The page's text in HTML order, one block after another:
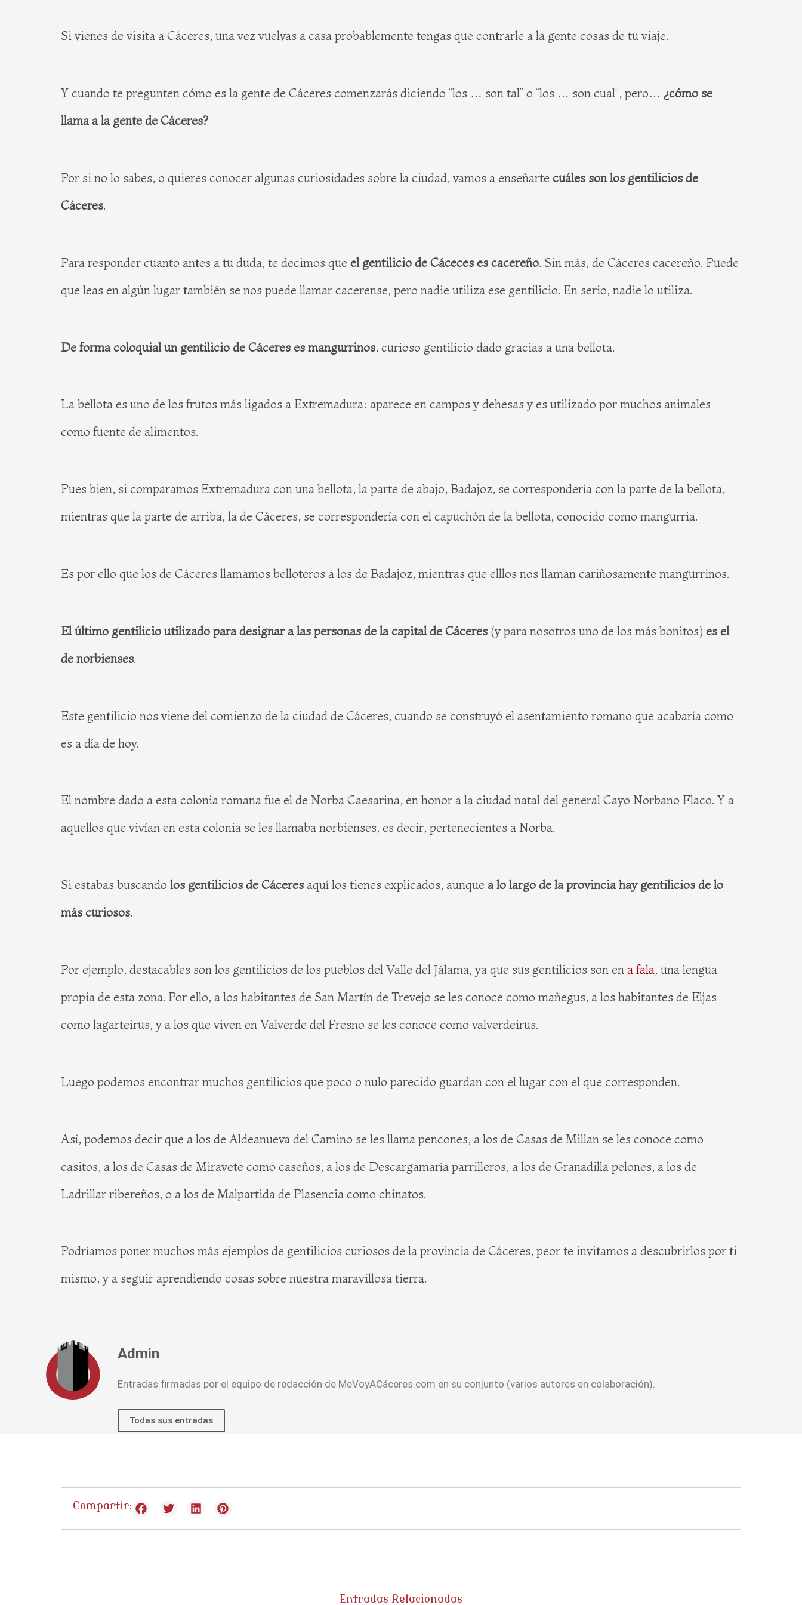
Si vienes de visita a Cáceres, una vez vuelvas a casa probablemente tengas que contrarle a la gente cosas de tu viaje.
Y cuando te pregunten cómo es la gente de Cáceres comenzarás diciendo “los … son tal” o “los … son cual”, pero… ¿cómo se
llama a la gente de Cáceres?
Por si no lo sabes, o quieres conocer algunas curiosidades sobre la ciudad, vamos a enseñarte cuáles son los gentilicios de
Cáceres.
Para responder cuanto antes a tu duda, te decimos que el gentilicio de Cáceces es cacereño. Sin más, de Cáceres cacereño. Puede
que leas en algún lugar también se nos puede llamar cacerense, pero nadie utiliza ese gentilicio. En serio, nadie lo utiliza.
De forma coloquial un gentilicio de Cáceres es mangurrinos, curioso gentilicio dado gracias a una bellota.
La bellota es uno de los frutos más ligados a Extremadura: aparece en campos y dehesas y es utilizado por muchos animales
como fuente de alimentos.
Pues bien, si comparamos Extremadura con una bellota, la parte de abajo, Badajoz, se correspondería con la parte de la bellota,
mientras que la parte de arriba, la de Cáceres, se correspondería con el capuchón de la bellota, conocido como mangurria.
Es por ello que los de Cáceres llamamos belloteros a los de Badajoz, mientras que elllos nos llaman cariñosamente mangurrinos.
El último gentilicio utilizado para designar a las personas de la capital de Cáceres (y para nosotros uno de los más bonitos) es el
de norbienses.
Este gentilicio nos viene del comienzo de la ciudad de Cáceres, cuando se construyó el asentamiento romano que acabaría como
es a día de hoy.
El nombre dado a esta colonia romana fue el de Norba Caesarina, en honor a la ciudad natal del general Cayo Norbano Flaco. Y a
aquellos que vivían en esta colonia se les llamaba norbienses, es decir, pertenecientes a Norba.
Si estabas buscando los gentilicios de Cáceres aquí los tienes explicados, aunque a lo largo de la provincia hay gentilicios de lo
más curiosos.
Por ejemplo, destacables son los gentilicios de los pueblos del Valle del Jálama, ya que sus gentilicios son en a fala, una lengua
propia de esta zona. Por ello, a los habitantes de San Martín de Trevejo se les conoce como mañegus, a los habitantes de Eljas
como lagarteirus, y a los que viven en Valverde del Fresno se les conoce como valverdeirus.
Luego podemos encontrar muchos gentilicios que poco o nulo parecido guardan con el lugar con el que corresponden.
Así, podemos decir que a los de Aldeanueva del Camino se les llama pencones, a los de Casas de Millan se les conoce como
casitos, a los de Casas de Miravete como caseños, a los de Descargamaría parrilleros, a los de Granadilla pelones, a los de
Ladrillar ribereños, o a los de Malpartida de Plasencia como chinatos.
Podríamos poner muchos más ejemplos de gentilicios curiosos de la provincia de Cáceres, peor te invitamos a descubrirlos por ti
mismo, y a seguir aprendiendo cosas sobre nuestra maravillosa tierra.
Admin
Entradas firmadas por el equipo de redacción de MeVoyACáceres.com en su conjunto (varios autores en colaboración).
Todas sus entradas
Compartir:
Entradas Relacionadas